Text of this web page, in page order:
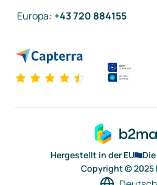
Europa: +43 720 884155
Hergestellt in der EU
Copyright © 2025